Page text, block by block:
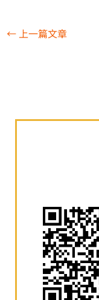
←上一篇文章